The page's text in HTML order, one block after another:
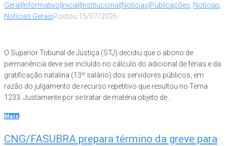
Geral|Informativo|Inicial|Institucional|Notícias|Publicações, Notícias,
Notícias GeraisPostou 15/07/2026
O Superior Tribunal de Justiça (STJ) decidiu que o abono de
permanência deve ser incluído no cálculo do adicional de férias e da
gratificação natalina (13º salário) dos servidores públicos, em
razão do julgamento de recurso repetitivo que resultou no Tema
1233. Justamente por se tratar de matéria objeto de...
Mais
CNG/FASUBRA prepara término da greve para